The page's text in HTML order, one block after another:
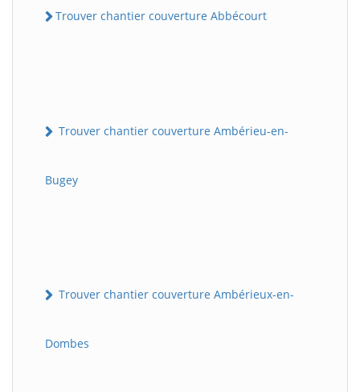
Trouver chantier couverture Abbécourt
Trouver chantier couverture Ambérieu-en-
Bugey
Trouver chantier couverture Ambérieux-en-
Dombes